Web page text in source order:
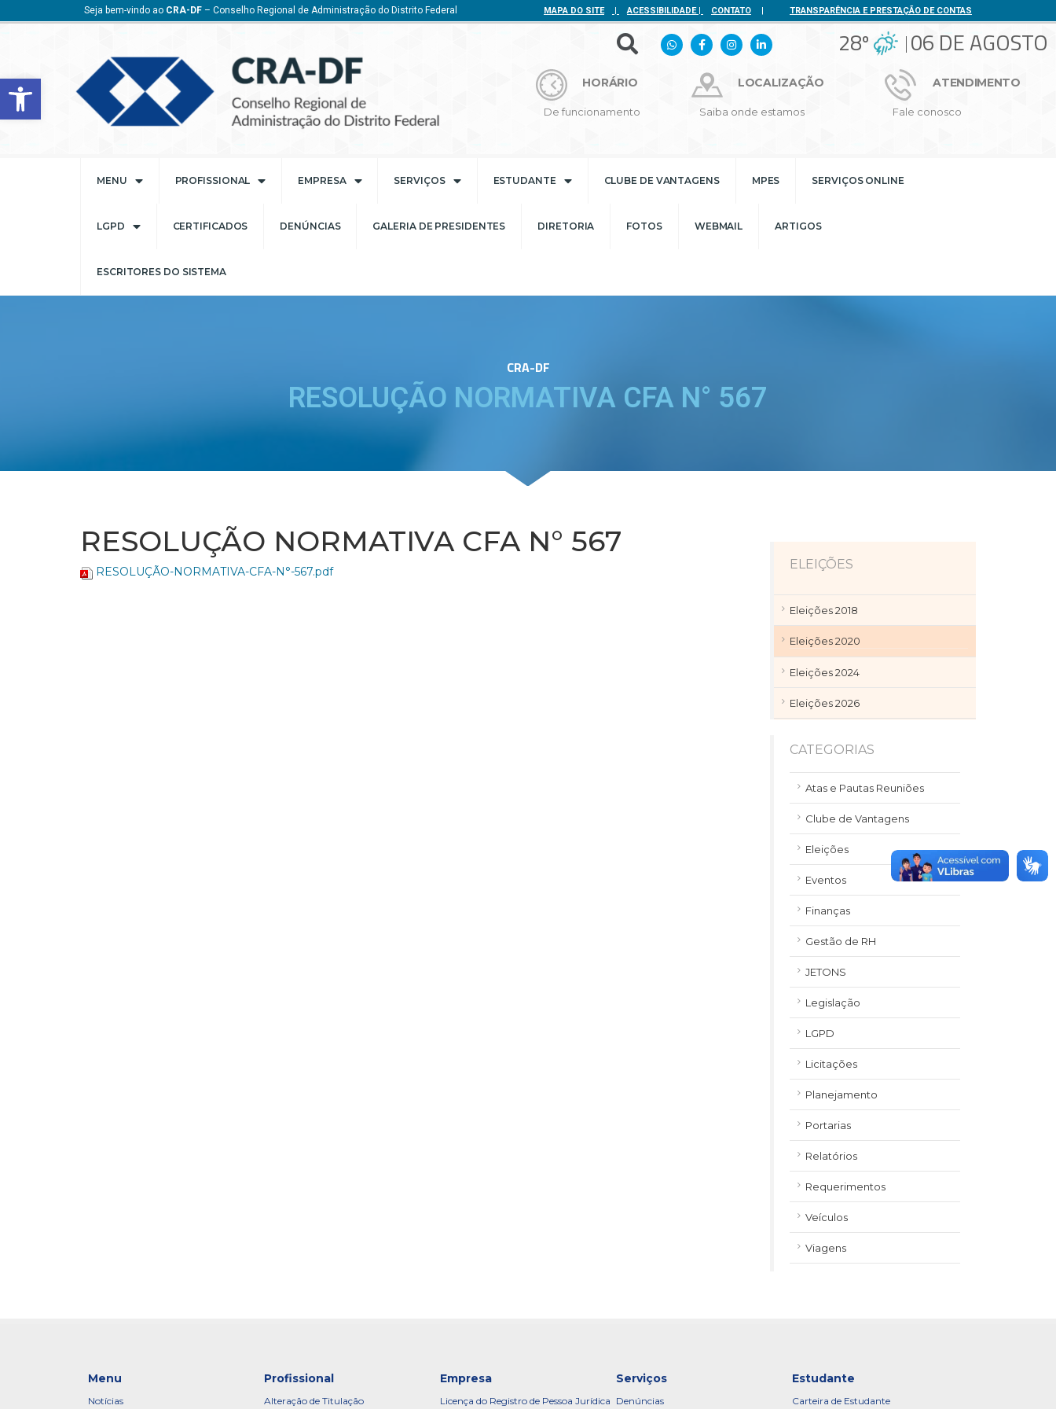
Barra de Ferramentas Aberta
Seja bem-vindo ao CRA-DF – Conselho Regional de Administração do Distrito Federal MAPA DO SITE | ACESSIBILIDADE| CONTATO | TRANSPARÊNCIA E PRESTAÇÃO DE CONTAS
28º 06 DE AGOSTO
HORÁRIO
De funcionamento
LOCALIZAÇÃO
Saiba onde estamos
ATENDIMENTO
Fale conosco
MENU PROFISSIONAL EMPRESA SERVIÇOS ESTUDANTE CLUBE DE VANTAGENS MPES SERVIÇOS ONLINE
LGPD CERTIFICADOS DENÚNCIAS GALERIA DE PRESIDENTES DIRETORIA FOTOS WEBMAIL ARTIGOS
ESCRITORES DO SISTEMA
CRA-DF
RESOLUÇÃO NORMATIVA CFA N° 567
RESOLUÇÃO NORMATIVA CFA N° 567
RESOLUÇÃO-NORMATIVA-CFA-N°-567.pdf ELEIÇÕES
Eleições 2018
Eleições 2020
Eleições 2024
Eleições 2026
CATEGORIAS
Atas e Pautas Reuniões
Clube de Vantagens
Eleições
Eventos
Finanças
Gestão de RH
JETONS
Legislação
LGPD
Licitações
Planejamento
Portarias
Relatórios
Requerimentos
Veículos
Viagens
Menu
Notícias
Profissional
Alteração de Titulação
Empresa
Licença do Registro de Pessoa Jurídica
Serviços
Denúncias
Estudante
Carteira de Estudante